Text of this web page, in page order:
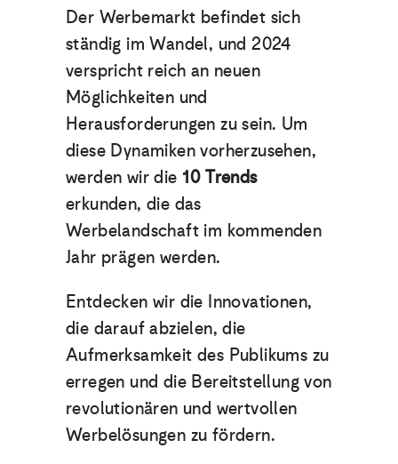
Der Werbemarkt befindet sich
ständig im Wandel, und 2024
verspricht reich an neuen
Möglichkeiten und
Herausforderungen zu sein. Um
diese Dynamiken vorherzusehen,
werden wir die 10 Trends
erkunden, die das
Werbelandschaft im kommenden
Jahr prägen werden.
Entdecken wir die Innovationen,
die darauf abzielen, die
Aufmerksamkeit des Publikums zu
erregen und die Bereitstellung von
revolutionären und wertvollen
Werbelösungen zu fördern.